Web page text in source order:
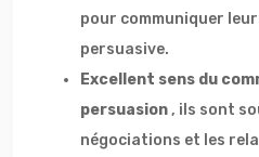
pour communiquer
persuasive.
Excellent sens du
persuasion, ils sont
négociations et les